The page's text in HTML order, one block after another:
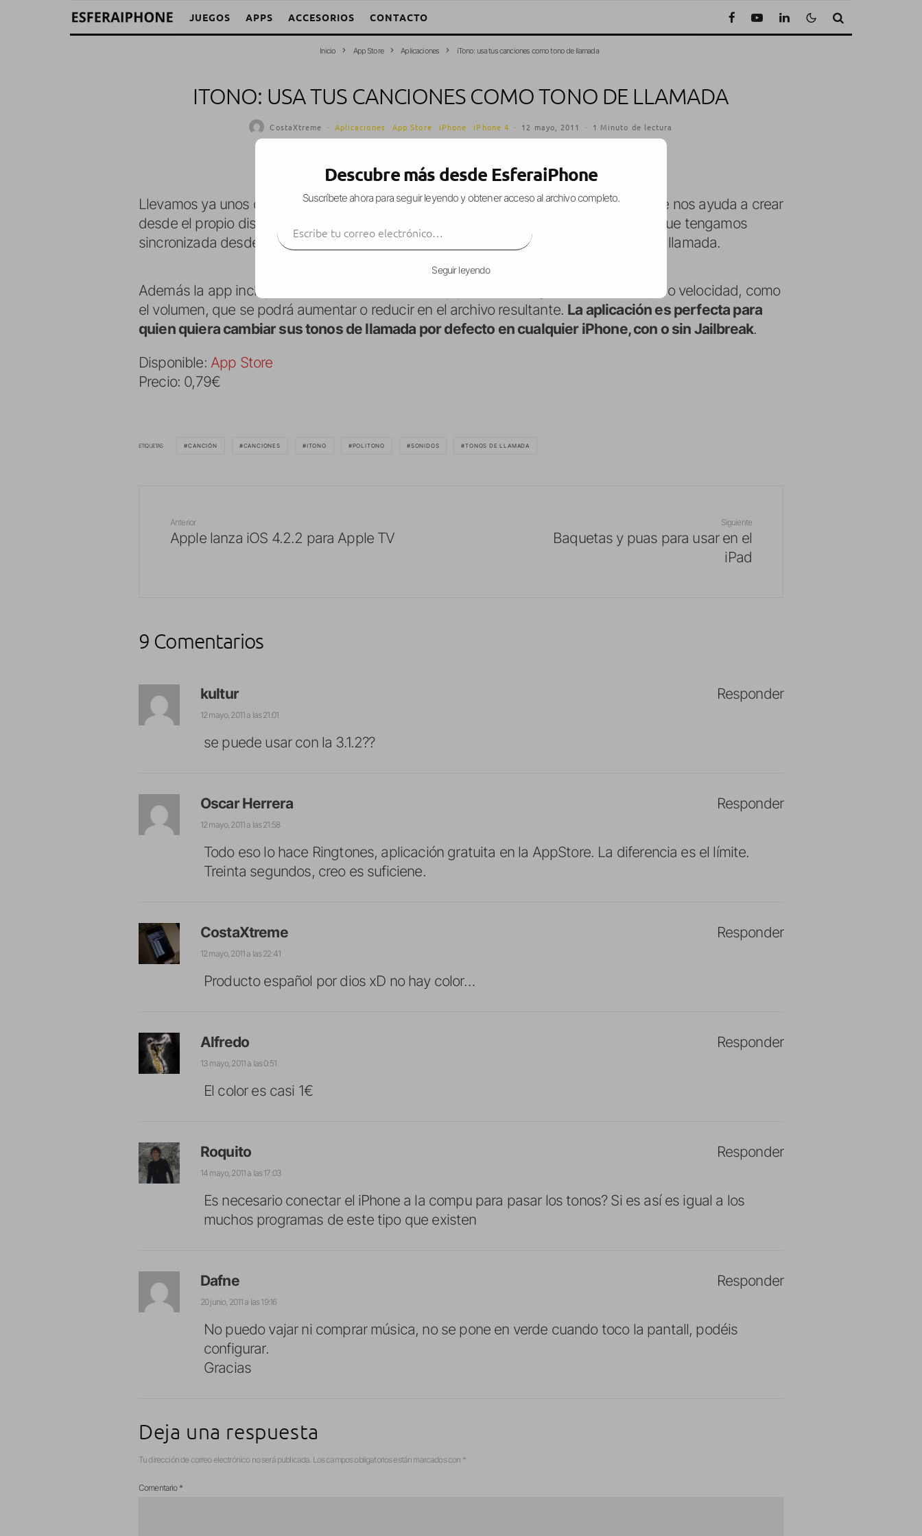
JUEGOS APPS ACCESORIOS CONTACTO
Inicio App Store Aplicaciones iTono: usa tus canciones como tono de llamada
ITONO: USA TUS CANCIONES COMO TONO DE LLAMADA
CostaXtreme · Aplicaciones App Store iPhone iPhone 4 · 12 mayo, 2011 · 1 Minuto de lectura
Llevamos ya unos días probando la aplicacióniTono, una app de interfaz intuitiva que nos ayuda a crear
desde el propio dispositivo fragmentos de hasta 40 segundos de cualquier canción que tengamos
sincronizada desde iTunes (en la app iPod) y que podremos establecer como tono de llamada.
Además la app incluye efectos fade-in, fade-out, y permite configurar tanto el tempo o velocidad, como
el volumen, que se podrá aumentar o reducir en el archivo resultante. La aplicación es perfecta para
quien quiera cambiar sus tonos de llamada por defecto en cualquier iPhone, con o sin Jailbreak.
Disponible: App Store
Precio: 0,79€
ETIQUETAS CANCIÓN CANCIONES ITONO POLITONO SONIDOS TONOS DE LLAMADA
Anterior
Apple lanza iOS 4.2.2 para Apple TV
Siguiente
Baquetas y puas para usar en el
iPad
9 Comentarios
kultur
12 mayo, 2011 a las 21:01
se puede usar con la 3.1.2??
Responder
Oscar Herrera
12 mayo, 2011 a las 21:58
Todo eso lo hace Ringtones, aplicación gratuita en la AppStore. La diferencia es el límite.
Treinta segundos, creo es suficiene.
Responder
CostaXtreme
12 mayo, 2011 a las 22:41
Producto español por dios xD no hay color…
Responder
Alfredo
13 mayo, 2011 a las 0:51
El color es casi 1€
Responder
Roquito
14 mayo, 2011 a las 17:03
Es necesario conectar el iPhone a la compu para pasar los tonos? Si es así es igual a los
muchos programas de este tipo que existen
Responder
Dafne
20 junio, 2011 a las 19:16
No puedo vajar ni comprar música, no se pone en verde cuando toco la pantall, podéis
configurar.
Gracias
Responder
Deja una respuesta
Tu dirección de correo electrónico no será publicada. Los campos obligatorios están marcados con *
Comentario *
Descubre más desde EsferaiPhone
Suscríbete ahora para seguir leyendo y obtener acceso al archivo completo.
Seguir leyendo